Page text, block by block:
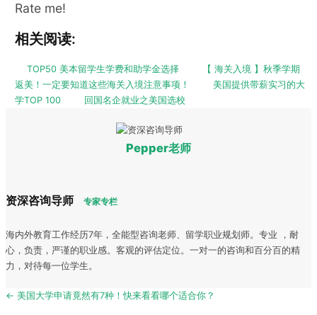
Rate me!
相关阅读:
TOP50 美本留学生学费和助学金选择
【 海关入境 】秋季学期
返美！一定要知道这些海关入境注意事项！
美国提供带薪实习的大
学TOP 100
回国名企就业之美国选校
Pepper老师
资深咨询导师 专家专栏
海内外教育工作经历7年，全能型咨询老师、留学职业规划师。专业 ，耐
心，负责，严谨的职业感。客观的评估定位。一对一的咨询和百分百的精
力，对待每一位学生。
Post
← 美国大学申请竟然有7种！快来看看哪个适合你？